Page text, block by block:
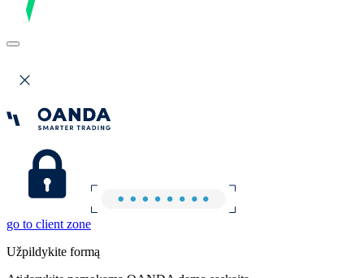
go to client zone
Užpildykite formą